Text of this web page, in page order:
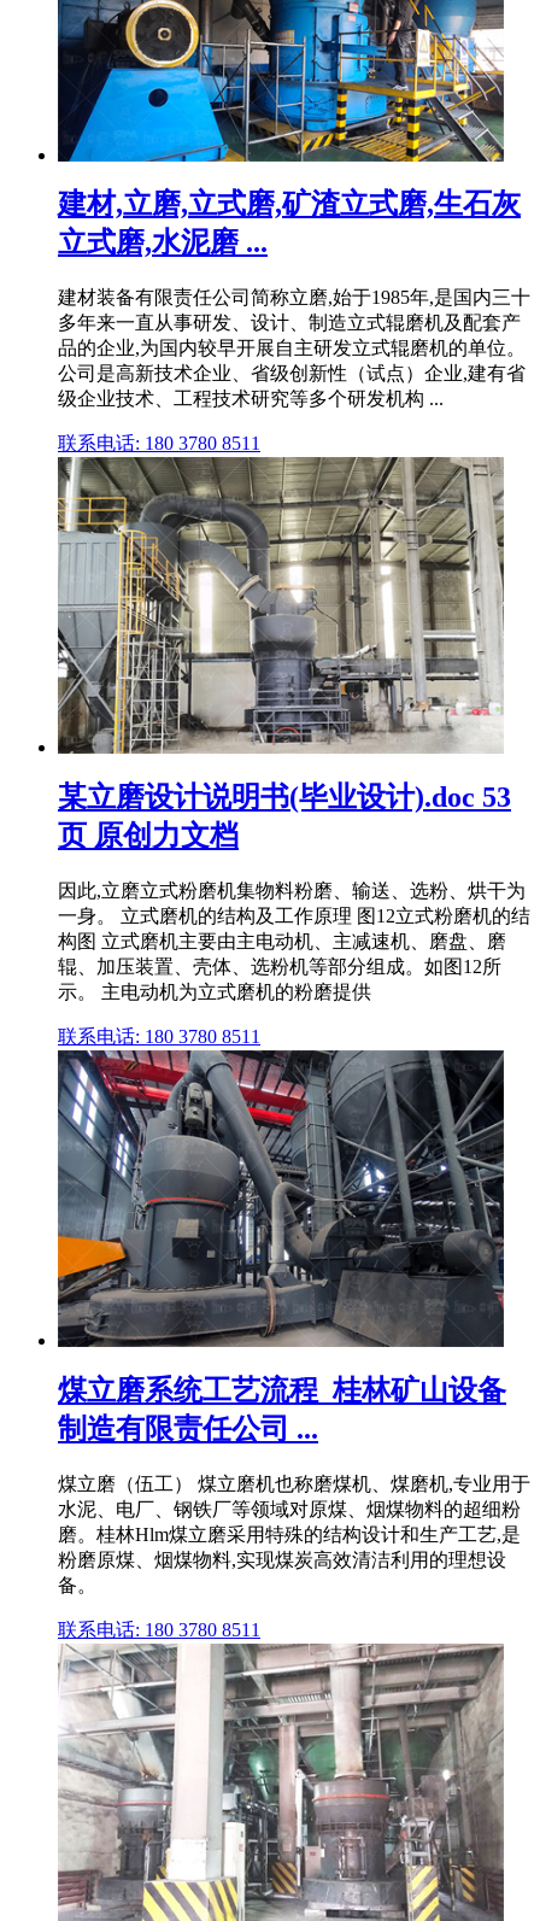
建材,立磨,立式磨,矿渣立式磨,生石灰
立式磨,水泥磨 ...
建材装备有限责任公司简称立磨,始于1985年,是国内三十
多年来一直从事研发、设计、制造立式辊磨机及配套产
品的企业,为国内较早开展自主研发立式辊磨机的单位。
公司是高新技术企业、省级创新性（试点）企业,建有省
级企业技术、工程技术研究等多个研发机构 ...
联系电话: 180 3780 8511
某立磨设计说明书(毕业设计).doc 53
页 原创力文档
因此,立磨立式粉磨机集物料粉磨、输送、选粉、烘干为
一身。 立式磨机的结构及工作原理 图12立式粉磨机的结
构图 立式磨机主要由主电动机、主减速机、磨盘、磨
辊、加压装置、壳体、选粉机等部分组成。如图12所
示。 主电动机为立式磨机的粉磨提供
联系电话: 180 3780 8511
煤立磨系统工艺流程_桂林矿山设备
制造有限责任公司 ...
煤立磨（伍工） 煤立磨机也称磨煤机、煤磨机,专业用于
水泥、电厂、钢铁厂等领域对原煤、烟煤物料的超细粉
磨。桂林Hlm煤立磨采用特殊的结构设计和生产工艺,是
粉磨原煤、烟煤物料,实现煤炭高效清洁利用的理想设
备。
联系电话: 180 3780 8511